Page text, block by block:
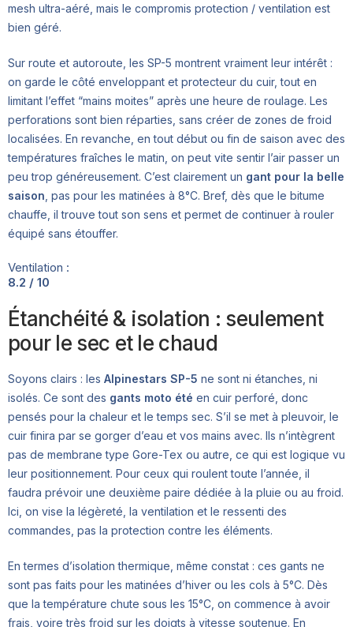
mesh ultra-aéré, mais le compromis protection / ventilation est
bien géré.
Sur route et autoroute, les SP-5 montrent vraiment leur intérêt :
on garde le côté enveloppant et protecteur du cuir, tout en
limitant l’effet “mains moites” après une heure de roulage. Les
perforations sont bien réparties, sans créer de zones de froid
localisées. En revanche, en tout début ou fin de saison avec des
températures fraîches le matin, on peut vite sentir l’air passer un
peu trop généreusement. C’est clairement un gant pour la belle
saison , pas pour les matinées à 8°C. Bref, dès que le bitume
chauffe, il trouve tout son sens et permet de continuer à rouler
équipé sans étouffer.
Ventilation :
8.2 / 10
Étanchéité & isolation : seulement
pour le sec et le chaud
Soyons clairs : les Alpinestars SP-5 ne sont ni étanches, ni
isolés. Ce sont des gants moto été en cuir perforé, donc
pensés pour la chaleur et le temps sec. S’il se met à pleuvoir, le
cuir finira par se gorger d’eau et vos mains avec. Ils n’intègrent
pas de membrane type Gore-Tex ou autre, ce qui est logique vu
leur positionnement. Pour ceux qui roulent toute l’année, il
faudra prévoir une deuxième paire dédiée à la pluie ou au froid.
Ici, on vise la légèreté, la ventilation et le ressenti des
commandes, pas la protection contre les éléments.
En termes d’isolation thermique, même constat : ces gants ne
sont pas faits pour les matinées d’hiver ou les cols à 5°C. Dès
que la température chute sous les 15°C, on commence à avoir
frais, voire très froid sur les doigts à vitesse soutenue. En